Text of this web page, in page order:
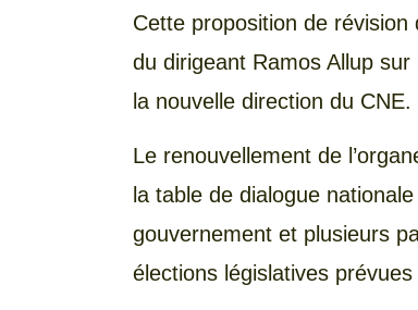
Cette proposition de révision
du dirigeant Ramos Allup
la nouvelle direction du CNE.
Le renouvellement de
la table de dialogue
gouvernement et plusieurs
élections législatives